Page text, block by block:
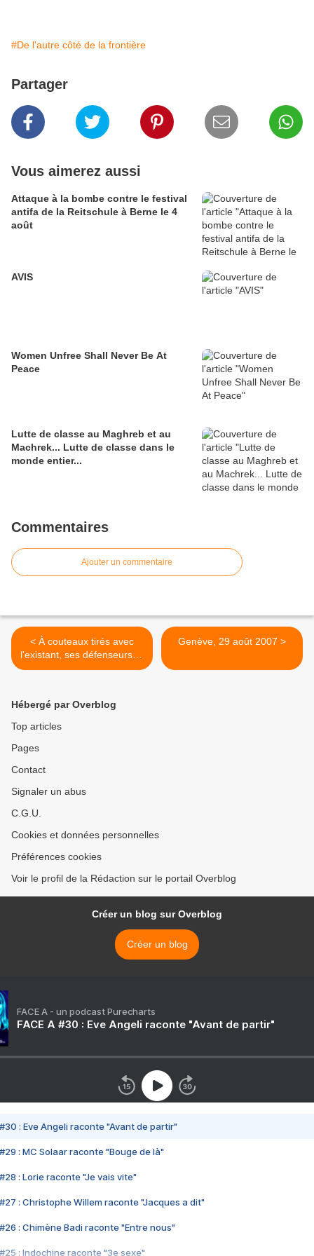
#De l'autre côté de la frontière
Partager
Vous aimerez aussi
Attaque à la bombe contre le festival
antifa de la Reitschule à Berne le 4
août
AVIS
Women Unfree Shall Never Be At
Peace
Lutte de classe au Maghreb et au
Machrek... Lutte de classe dans le
monde entier...
Commentaires
Ajouter un commentaire
< À couteaux tirés avec
l'existant, ses défenseurs et
ses faux critiques
Genève, 29 août 2007 >
Hébergé par Overblog
Top articles
Pages
Contact
Signaler un abus
C.G.U.
Cookies et données personnelles
Préférences cookies
Voir le profil de la Rédaction sur le portail Overblog
Créer un blog sur Overblog
Créer un blog
FACE A - un podcast Purecharts
FACE A #30 : Eve Angeli raconte "Avant de partir"
#30 : Eve Angeli raconte "Avant de partir"
#29 : MC Solaar raconte "Bouge de là"
#28 : Lorie raconte "Je vais vite"
#27 : Christophe Willem raconte "Jacques a dit"
#26 : Chimène Badi raconte "Entre nous"
#25 : Indochine raconte "3e sexe"